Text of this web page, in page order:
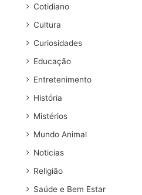
Cotidiano
Cultura
Curiosidades
Educação
Entretenimento
História
Mistérios
Mundo Animal
Noticias
Religião
Saúde e Bem Estar